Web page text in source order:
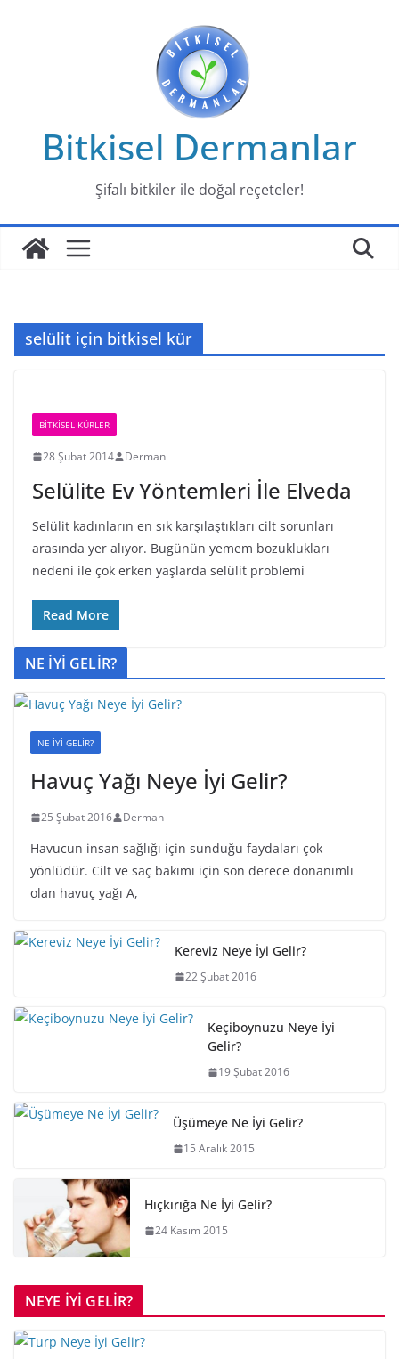
Bitkisel Dermanlar
Şifalı bitkiler ile doğal reçeteler!
selülit için bitkisel kür
BİTKİSEL KÜRLER
28 Şubat 2014 Derman
Selülite Ev Yöntemleri İle Elveda
Selülit kadınların en sık karşılaştıkları cilt sorunları
arasında yer alıyor. Bugünün yemem bozuklukları
nedeni ile çok erken yaşlarda selülit problemi
Read More
NE İYİ GELİR?
NE İYİ GELİR?
Havuç Yağı Neye İyi Gelir?
25 Şubat 2016 Derman
Havucun insan sağlığı için sunduğu faydaları çok
yönlüdür. Cilt ve saç bakımı için son derece donanımlı
olan havuç yağı A,
Kereviz Neye İyi Gelir?
22 Şubat 2016
Keçiboynuzu Neye İyi
Gelir?
19 Şubat 2016
Üşümeye Ne İyi Gelir?
15 Aralık 2015
Hıçkırığa Ne İyi Gelir?
24 Kasım 2015
NEYE İYİ GELİR?